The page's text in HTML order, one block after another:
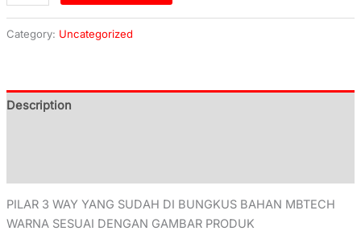
Category: Uncategorized
Description
PILAR 3 WAY YANG SUDAH DI BUNGKUS BAHAN MBTECH
WARNA SESUAI DENGAN GAMBAR PRODUK